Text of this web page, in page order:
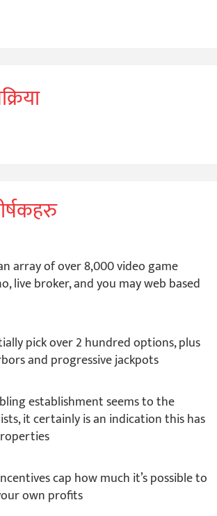
array of over 8,000 video game
live broker, and you may web based
pick over 2 hundred options, plus
and progressive jackpots
establishment seems to the
it certainly is an indication this has
cap how much it’s possible to
own profits